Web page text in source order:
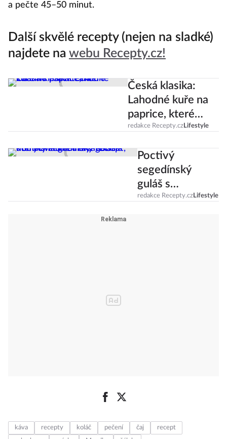
a pečte 45–50 minut.
Další skvělé recepty (nejen na sladké)
najdete na webu Recepty.cz!
Česká klasika:
Lahodné kuře na
paprice, které
zvládne i
redakce Recepty.czLifestyle
Poctivý
segedínský
guláš s
domácími
redakce Recepty.czLifestyle
káva recepty koláč pečení čaj
recept